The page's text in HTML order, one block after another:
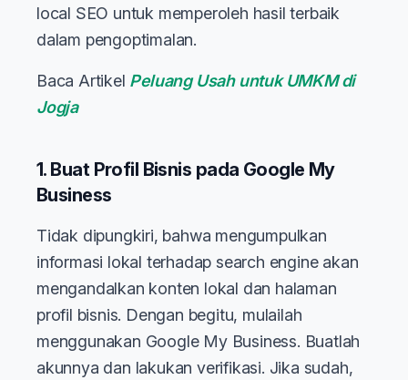
local SEO untuk memperoleh hasil terbaik
dalam pengoptimalan.
Baca Artikel Peluang Usah untuk UMKM di
Jogja
1. Buat Profil Bisnis pada Google My
Business
Tidak dipungkiri, bahwa mengumpulkan
informasi lokal terhadap search engine akan
mengandalkan konten lokal dan halaman
profil bisnis. Dengan begitu, mulailah
menggunakan Google My Business. Buatlah
akunnya dan lakukan verifikasi. Jika sudah,